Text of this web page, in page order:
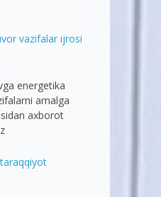
vazifalar ijrosi
energetika
amalga
axborot